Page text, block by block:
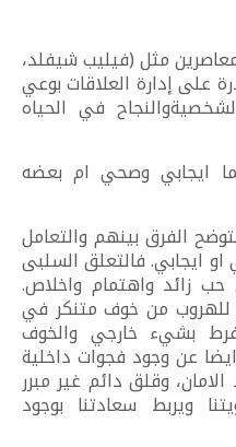
مثل (فيليب شيفلد،
على إدارة العلاقات بوعي
في الحياه
ايجابي وصحي ام بعضه
الفرق بينهم والتعامل
ايجابي. فالتعلق السلبى
زائد واهتمام واخلاص.
للهروب من خوف متنكر في
بشيء خارجي والخوف
عن وجود فجوات داخلية
وقلق دائم غير مبرر
ويربط سعادتنا بوجود